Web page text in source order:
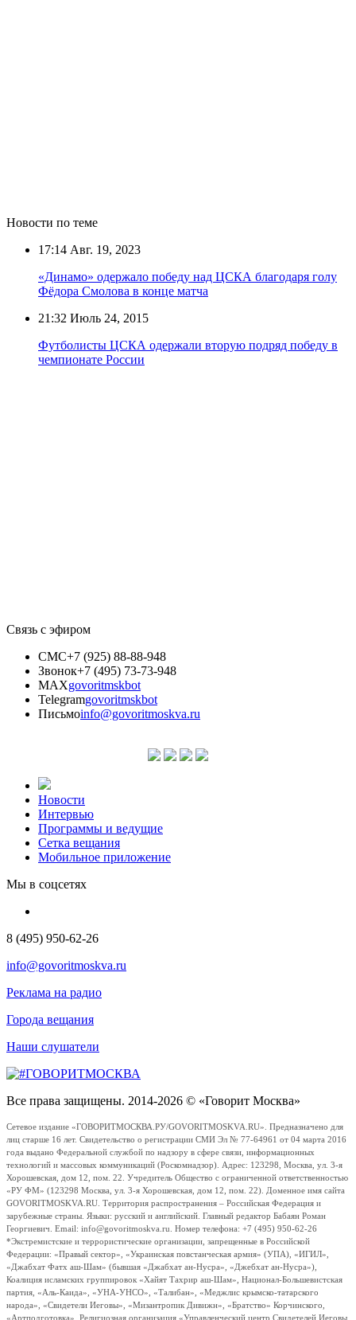
Новости по теме
17:14 Авг. 19, 2023
«Динамо» одержало победу над ЦСКА благодаря голу
Фёдора Смолова в конце матча
21:32 Июль 24, 2015
Футболисты ЦСКА одержали вторую подряд победу в
чемпионате России
Связь с эфиром
СМС+7 (925) 88-88-948
Звонок+7 (495) 73-73-948
MAXgovoritmskbot
Telegramgovoritmskbot
Письмоinfo@govoritmoskva.ru
Новости
Интервью
Программы и ведущие
Сетка вещания
Мобильное приложение
Мы в соцсетях
8 (495) 950-62-26
info@govoritmoskva.ru
Реклама на радио
Города вещания
Наши слушатели
Все права защищены. 2014-2026 © «Говорит Москва»
Сетевое издание «ГОВОРИТМОСКВА.РУ/GOVORITMOSKVA.RU». Предназначено для
лиц старше 16 лет. Свидетельство о регистрации СМИ Эл № 77-64961 от 04 марта 2016
года выдано Федеральной службой по надзору в сфере связи, информационных
технологий и массовых коммуникаций (Роскомнадзор). Адрес: 123298, Москва, ул. 3-я
Хорошевская, дом 12, пом. 22. Учредитель Общество с ограниченной ответственностью
«РУ ФМ» (123298 Москва, ул. 3-я Хорошевская, дом 12, пом. 22). Доменное имя сайта
GOVORITMOSKVA.RU. Территория распространения – Российская Федерация и
зарубежные страны. Языки: русский и английский. Главный редактор Бабаян Роман
Георгиевич. Email: info@govoritmoskva.ru. Номер телефона: +7 (495) 950-62-26
*Экстремистские и террористические организации, запрещенные в Российской
Федерации: «Правый сектор», «Украинская повстанческая армия» (УПА), «ИГИЛ»,
«Джабхат Фатх аш-Шам» (бывшая «Джабхат ан-Нусра», «Джебхат ан-Нусра»),
Коалиция исламских группировок «Хайят Тахрир аш-Шам», Национал-Большевистская
партия, «Аль-Каида», «УНА-УНСО», «Талибан», «Меджлис крымско-татарского
народа», «Свидетели Иеговы», «Мизантропик Дивижн», «Братство» Корчинского,
«Артподготовка», Религиозная организация «Управленческий центр Свидетелей Иеговы